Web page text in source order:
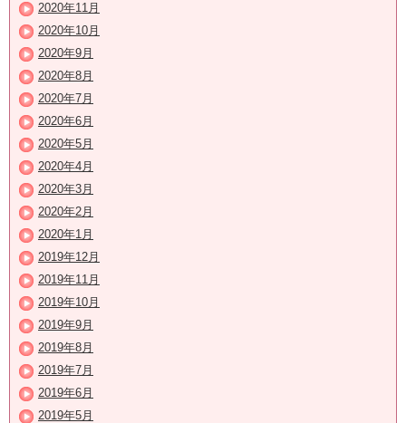
2020年11月
2020年10月
2020年9月
2020年8月
2020年7月
2020年6月
2020年5月
2020年4月
2020年3月
2020年2月
2020年1月
2019年12月
2019年11月
2019年10月
2019年9月
2019年8月
2019年7月
2019年6月
2019年5月